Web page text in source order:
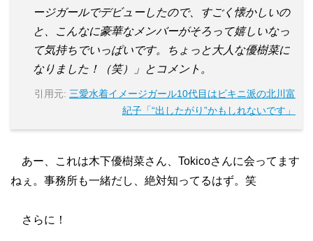
ージガールでデビューしたので、すごく懐かしいの
と、こんなに豪華なメンバーがそろって嬉しいなっ
て気持ちでいっぱいです。ちょっと大人な優樹菜に
なりました！（笑）」とコメント。
引用元: 三愛水着イメージガール10代目はビキニ派の北川富
紀子「“出したがり”かもしれないです」
あー、これは木下優樹菜さん、Tokicoさんに会ってます
ねぇ。事務所も一緒だし、絶対知ってるはず。笑
さらに！